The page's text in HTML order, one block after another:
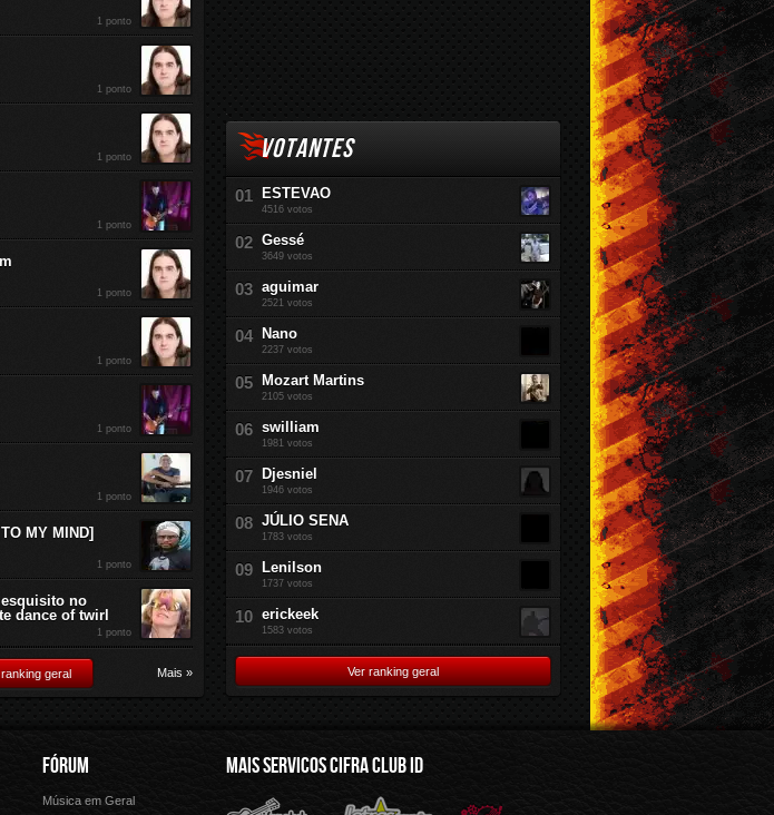
1 ponto
1 ponto
1 ponto
1 ponto
1 ponto
1 ponto
1 ponto
1 ponto
MY MIND]
1 ponto
esquisito no
dance of twirl
1 ponto
geral Mais »
VOTANTES
ESTEVAO
4516 votos
Gessé
3649 votos
aguimar
2521 votos
Nano
2237 votos
Mozart Martins
2105 votos
swilliam
1981 votos
Djesniel
1946 votos
JÚLIO SENA
1783 votos
Lenilson
1737 votos
erickeek
1583 votos
Ver ranking geral
FÓRUM
Música em Geral
MAIS SERVICOS CIFRA CLUB ID
Cifra Club Letras.mus.br Audioware